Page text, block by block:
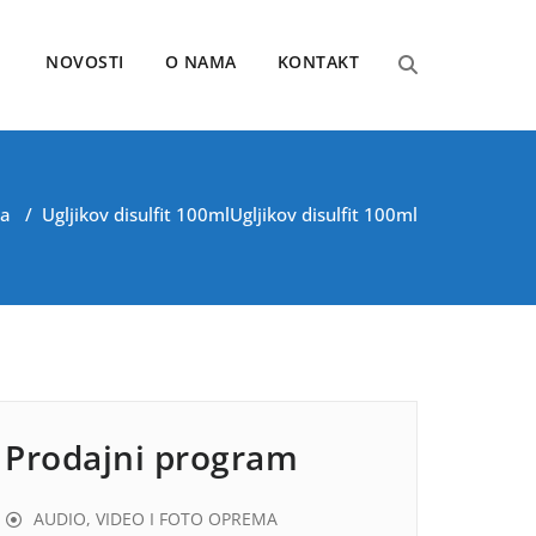
NOVOSTI O NAMA KONTAKT
/ Ugljikov disulfit 100mlUgljikov disulfit 100ml
Prodajni program
AUDIO, VIDEO I FOTO OPREMA